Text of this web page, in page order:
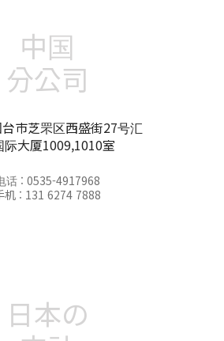
中国
分公司
市芝罘区西盛街27号汇
际大厦1009,1010室
话 : 0535-4917968
机 : 131 6274 7888
日本の